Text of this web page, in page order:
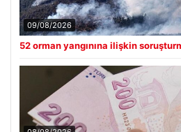
09/08/2026
52 orman yangınına ilişkin